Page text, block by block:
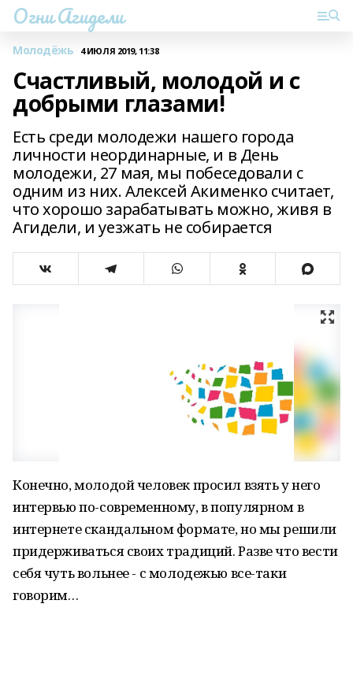
Огни Агидели
Молодёжь 4 ИЮЛЯ 2019, 11:38
Счастливый, молодой и с
добрыми глазами!
Есть среди молодежи нашего города
личности неординарные, и в День
молодежи, 27 мая, мы побеседовали с
одним из них. Алексей Акименко считает,
что хорошо зарабатывать можно, живя в
Агидели, и уезжать не собирается
Конечно, молодой человек просил взять у него
интервью по-современному, в популярном в
интернете скандальном формате, но мы решили
придерживаться своих традиций. Разве что вести
себя чуть вольнее - с молодежью все-таки
говорим…